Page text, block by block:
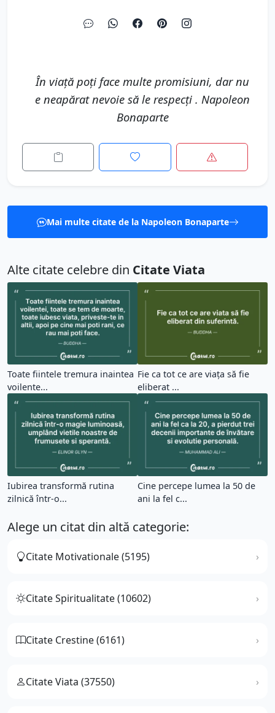
În viață poți face multe promisiuni, dar nu
e neapărat nevoie să le respecți . Napoleon
Bonaparte
Mai multe citate de la Napoleon Bonaparte
Alte citate celebre din Citate Viata
Toate fiintele tremura inaintea
voilente...
Fie ca tot ce are viața să fie
eliberat ...
Iubirea transformă rutina
zilnică într-o...
Cine percepe lumea la 50 de
ani la fel c...
Alege un citat din altă categorie:
Citate Motivationale (5195)
Citate Spiritualitate (10602)
Citate Crestine (6161)
Citate Viata (37550)